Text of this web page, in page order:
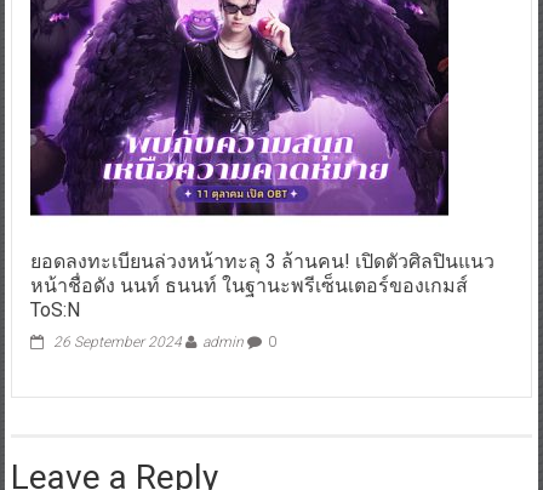
ยอดลงทะเบียนล่วงหน้าทะลุ 3 ล้านคน! เปิดตัวศิลปินแนว
หน้าชื่อดัง นนท์ ธนนท์ ในฐานะพรีเซ็นเตอร์ของเกมส์
ToS:N
26 September 2024 admin 0
Leave a Reply